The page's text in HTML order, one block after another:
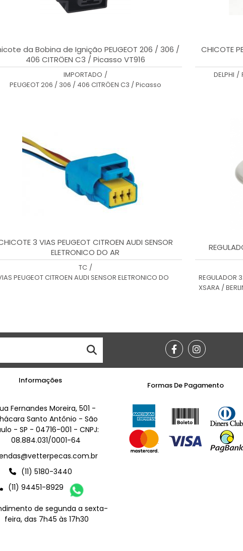
da Bobina de Ignição PEUGEOT 206 / 306 /
406 CITRÖEN C3 / Picasso VT916
IMPORTADO /
PEUGEOT 206 / 306 / 406 CITRÖEN C3 / Picasso
CHICOTE
DELPHI /
3 VIAS PEUGEOT CITROEN AUDI SENSOR
ELETRONICO DO AR
TC /
PEUGEOT CITROEN AUDI SENSOR ELETRONICO DO
REGULADOR
XSARA /
Informações
Fernandes Moreira, 501 -
Santo Antônio - São
- SP - 04716-001 - CNPJ:
08.884.031/0001-64
(11) 5180-3440
(11) 94451-8929
de segunda a sexta-
feira, das 7h45 às 17h30
Formas De Pagamento